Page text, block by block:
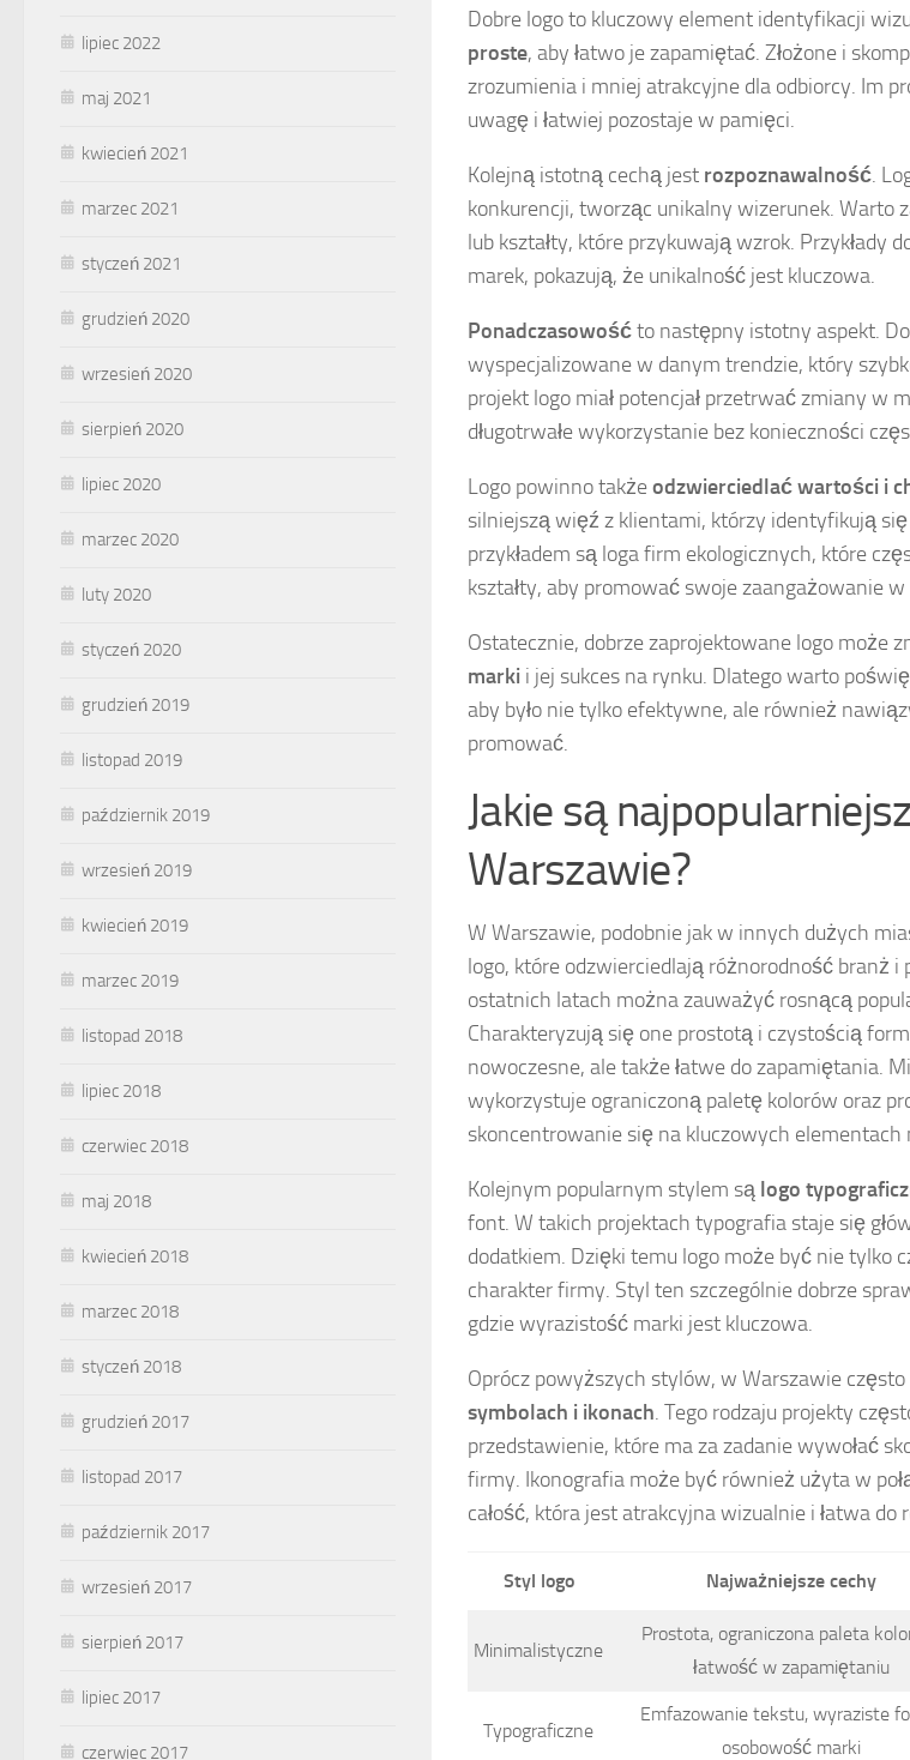
Dobre logo to kluczowy element identyfikacji
proste, aby łatwo je zapamiętać. Złożone i
zrozumienia i mniej atrakcyjne dla odbiorcy. Im
uwagę i łatwiej pozostaje w pamięci.
Kolejną istotną cechą jest rozpoznawalność.
konkurencji, tworząc unikalny wizerunek. Warto
lub kształty, które przykuwają wzrok. Przykłady
marek, pokazują, że unikalność jest kluczowa.
Ponadczasowośćto następny istotny aspekt.
wyspecjalizowane w danym trendzie, który
projekt logo miał potencjał przetrwać zmiany w
długotrwałe wykorzystanie bez konieczności
Logo powinno takżeodzwierciedlać wartości i
silniejszą więź z klientami, którzy identyfikują
przykładem są loga firm ekologicznych, które
kształty, aby promować swoje zaangażowanie
Ostatecznie, dobrze zaprojektowane logo może
marki i jej sukces na rynku. Dlatego warto
aby było nie tylko efektywne, ale również
promować.
Jakie są
Warszawie?
W Warszawie, podobnie jak w innych dużych
logo, które odzwierciedlają różnorodność branż
ostatnich latach można zauważyć rosnącą
Charakteryzują się one prostotą i czystością
nowoczesne, ale także łatwe do zapamiętania.
wykorzystuje ograniczoną paletę kolorów oraz
skoncentrowanie się na kluczowych elementach
Kolejnym popularnym stylem są logo
font. W takich projektach typografia staje się
dodatkiem. Dzięki temu logo może być nie tylko
charakter firmy. Styl ten szczególnie dobrze
gdzie wyrazistość marki jest kluczowa.
Oprócz powyższych stylów, w Warszawie
symbolach i ikonach. Tego rodzaju projekty
przedstawienie, które ma za zadanie wywołać
firmy. Ikonografia może być również użyta w
całość, która jest atrakcyjna wizualnie i łatwa do
Styl logo Najważniejsze cechy
Minimalistyczne
Prostota, ograniczona paleta
łatwość w zapamiętaniu
Typograficzne
Emfazowanie tekstu, wyraziste
osobowość marki
lipiec 2022
maj 2021
kwiecień 2021
marzec 2021
styczeń 2021
grudzień 2020
wrzesień 2020
sierpień 2020
lipiec 2020
marzec 2020
luty 2020
styczeń 2020
grudzień 2019
listopad 2019
październik 2019
wrzesień 2019
kwiecień 2019
marzec 2019
listopad 2018
lipiec 2018
czerwiec 2018
maj 2018
kwiecień 2018
marzec 2018
styczeń 2018
grudzień 2017
listopad 2017
październik 2017
wrzesień 2017
sierpień 2017
lipiec 2017
czerwiec 2017